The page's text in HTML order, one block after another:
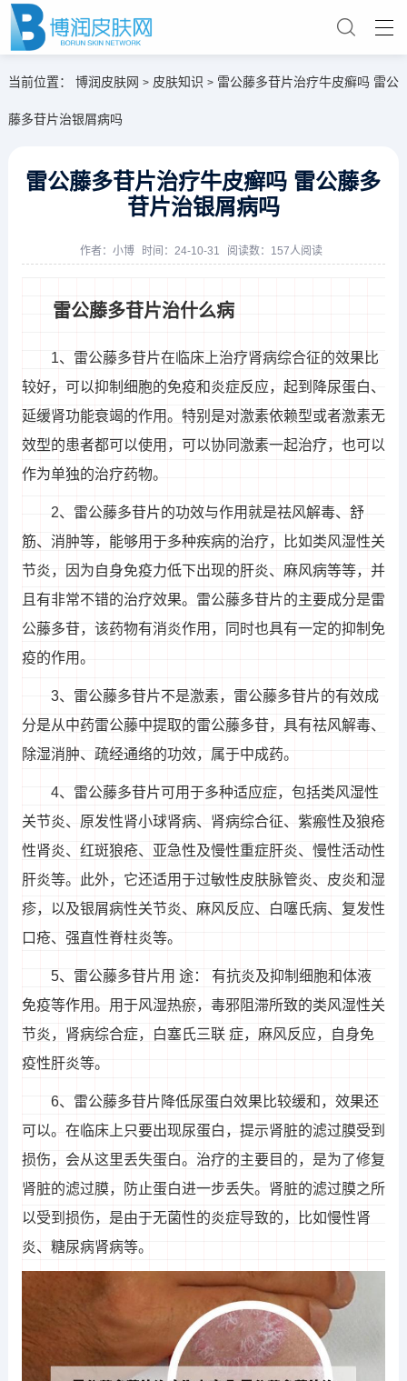
当前位置： 博润皮肤网 > 皮肤知识 > 雷公藤多苷片治疗牛皮癣吗 雷公
藤多苷片治银屑病吗
雷公藤多苷片治疗牛皮癣吗 雷公藤多
苷片治银屑病吗
作者： 小博 时间：24-10-31 阅读数：157人阅读
雷公藤多苷片治什么病
1、雷公藤多苷片在临床上治疗肾病综合征的效果比
较好，可以抑制细胞的免疫和炎症反应，起到降尿蛋白、
延缓肾功能衰竭的作用。特别是对激素依赖型或者激素无
效型的患者都可以使用，可以协同激素一起治疗，也可以
作为单独的治疗药物。
2、雷公藤多苷片的功效与作用就是祛风解毒、舒
筋、消肿等，能够用于多种疾病的治疗，比如类风湿性关
节炎，因为自身免疫力低下出现的肝炎、麻风病等等，并
且有非常不错的治疗效果。雷公藤多苷片的主要成分是雷
公藤多苷，该药物有消炎作用，同时也具有一定的抑制免
疫的作用。
3、雷公藤多苷片不是激素，雷公藤多苷片的有效成
分是从中药雷公藤中提取的雷公藤多苷，具有祛风解毒、
除湿消肿、疏经通络的功效，属于中成药。
4、雷公藤多苷片可用于多种适应症，包括类风湿性
关节炎、原发性肾小球肾病、肾病综合征、紫瘢性及狼疮
性肾炎、红斑狼疮、亚急性及慢性重症肝炎、慢性活动性
肝炎等。此外，它还适用于过敏性皮肤脉管炎、皮炎和湿
疹，以及银屑病性关节炎、麻风反应、白噻氏病、复发性
口疮、强直性脊柱炎等。
5、雷公藤多苷片用 途： 有抗炎及抑制细胞和体液
免疫等作用。用于风湿热瘀，毒邪阻滞所致的类风湿性关
节炎，肾病综合症，白塞氏三联 症，麻风反应，自身免
疫性肝炎等。
6、雷公藤多苷片降低尿蛋白效果比较缓和，效果还
可以。在临床上只要出现尿蛋白，提示肾脏的滤过膜受到
损伤，会从这里丢失蛋白。治疗的主要目的，是为了修复
肾脏的滤过膜，防止蛋白进一步丢失。肾脏的滤过膜之所
以受到损伤，是由于无菌性的炎症导致的，比如慢性肾
炎、糖尿病肾病等。